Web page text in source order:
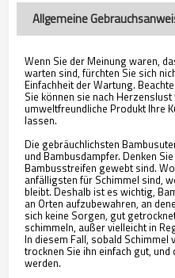
Allgemeine
Wenn Sie der Meinung waren,
warten sind, fürchten Sie sich
Einfachheit der Wartung.
Sie können sie nach
umweltfreundliche Produkt Ihre
lassen.
Die gebräuchlichsten
und Bambusdampfer. Denken
Bambusstreifen gewebt sind.
anfälligsten für Schimmel sind,
bleibt. Deshalb ist es wichtig,
an Orten aufzubewahren, an
sich keine Sorgen, gut
schimmeln, außer vielleicht in
In diesem Fall, sobald Schimmel
trocknen Sie ihn einfach gut,
werden.